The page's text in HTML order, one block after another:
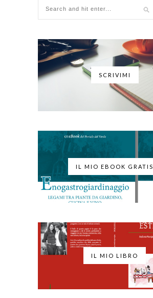
SCRIVIMI
IL MIO EBOOK GRATIS
IL MIO LIBRO